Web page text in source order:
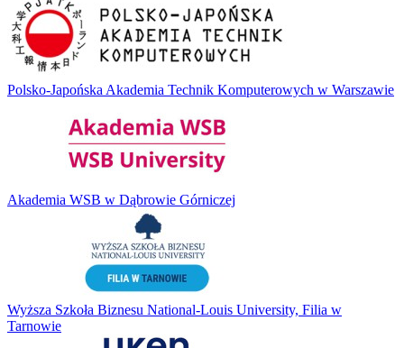
Polsko-Japońska Akademia Technik Komputerowych w Warszawie
Akademia WSB w Dąbrowie Górniczej
Wyższa Szkoła Biznesu National-Louis University, Filia w
Tarnowie